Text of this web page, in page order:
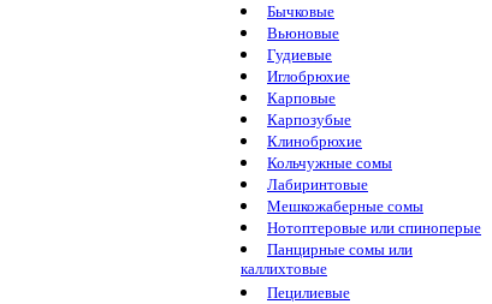
Бычковые
Вьюновые
Гудиевые
Иглобрюхие
Карповые
Карпозубые
Клинобрюхие
Кольчужные сомы
Лабиринтовые
Мешкожаберные сомы
Нотоптеровые или спиноперые
Панцирные сомы или
каллихтовые
Пецилиевые